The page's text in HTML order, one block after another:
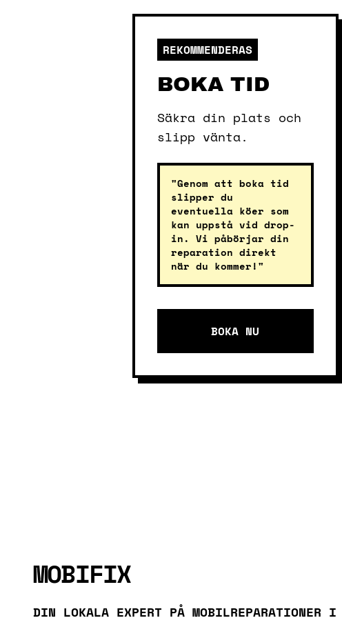
REKOMMENDERAS
BOKA TID
Säkra din plats och
slipp vänta.
"Genom att boka tid
slipper du
eventuella köer som
kan uppstå vid drop-
in. Vi påbörjar din
reparation direkt
när du kommer!"
BOKA NU
MOBIFIX
DIN LOKALA EXPERT PÅ MOBILREPARATIONER I